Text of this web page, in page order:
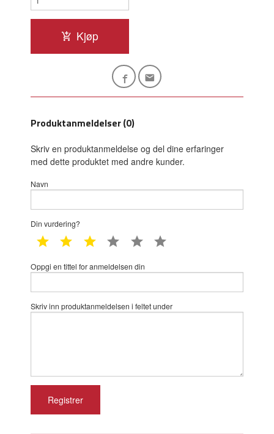
Kjøp
Produktanmeldelser (0)
Skriv en produktanmeldelse og del dine erfaringer
med dette produktet med andre kunder.
Navn
Din vurdering?
1 star 2 star 3 star 4 star 5 star
Oppgi en tittel for anmeldelsen din
Skriv inn produktanmeldelsen i feltet under